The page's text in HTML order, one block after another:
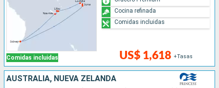
Comidas incluidas US$ 1,618 +Tasas
Cocina refinada
Comidas incluidas
AUSTRALIA, NUEVA ZELANDA